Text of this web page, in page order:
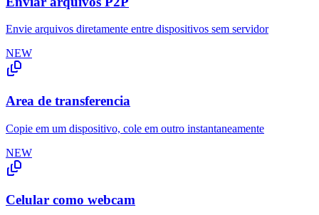
Envie arquivos diretamente entre dispositivos sem servidor
NEW
Area de transferencia
Copie em um dispositivo, cole em outro instantaneamente
NEW
Celular como webcam